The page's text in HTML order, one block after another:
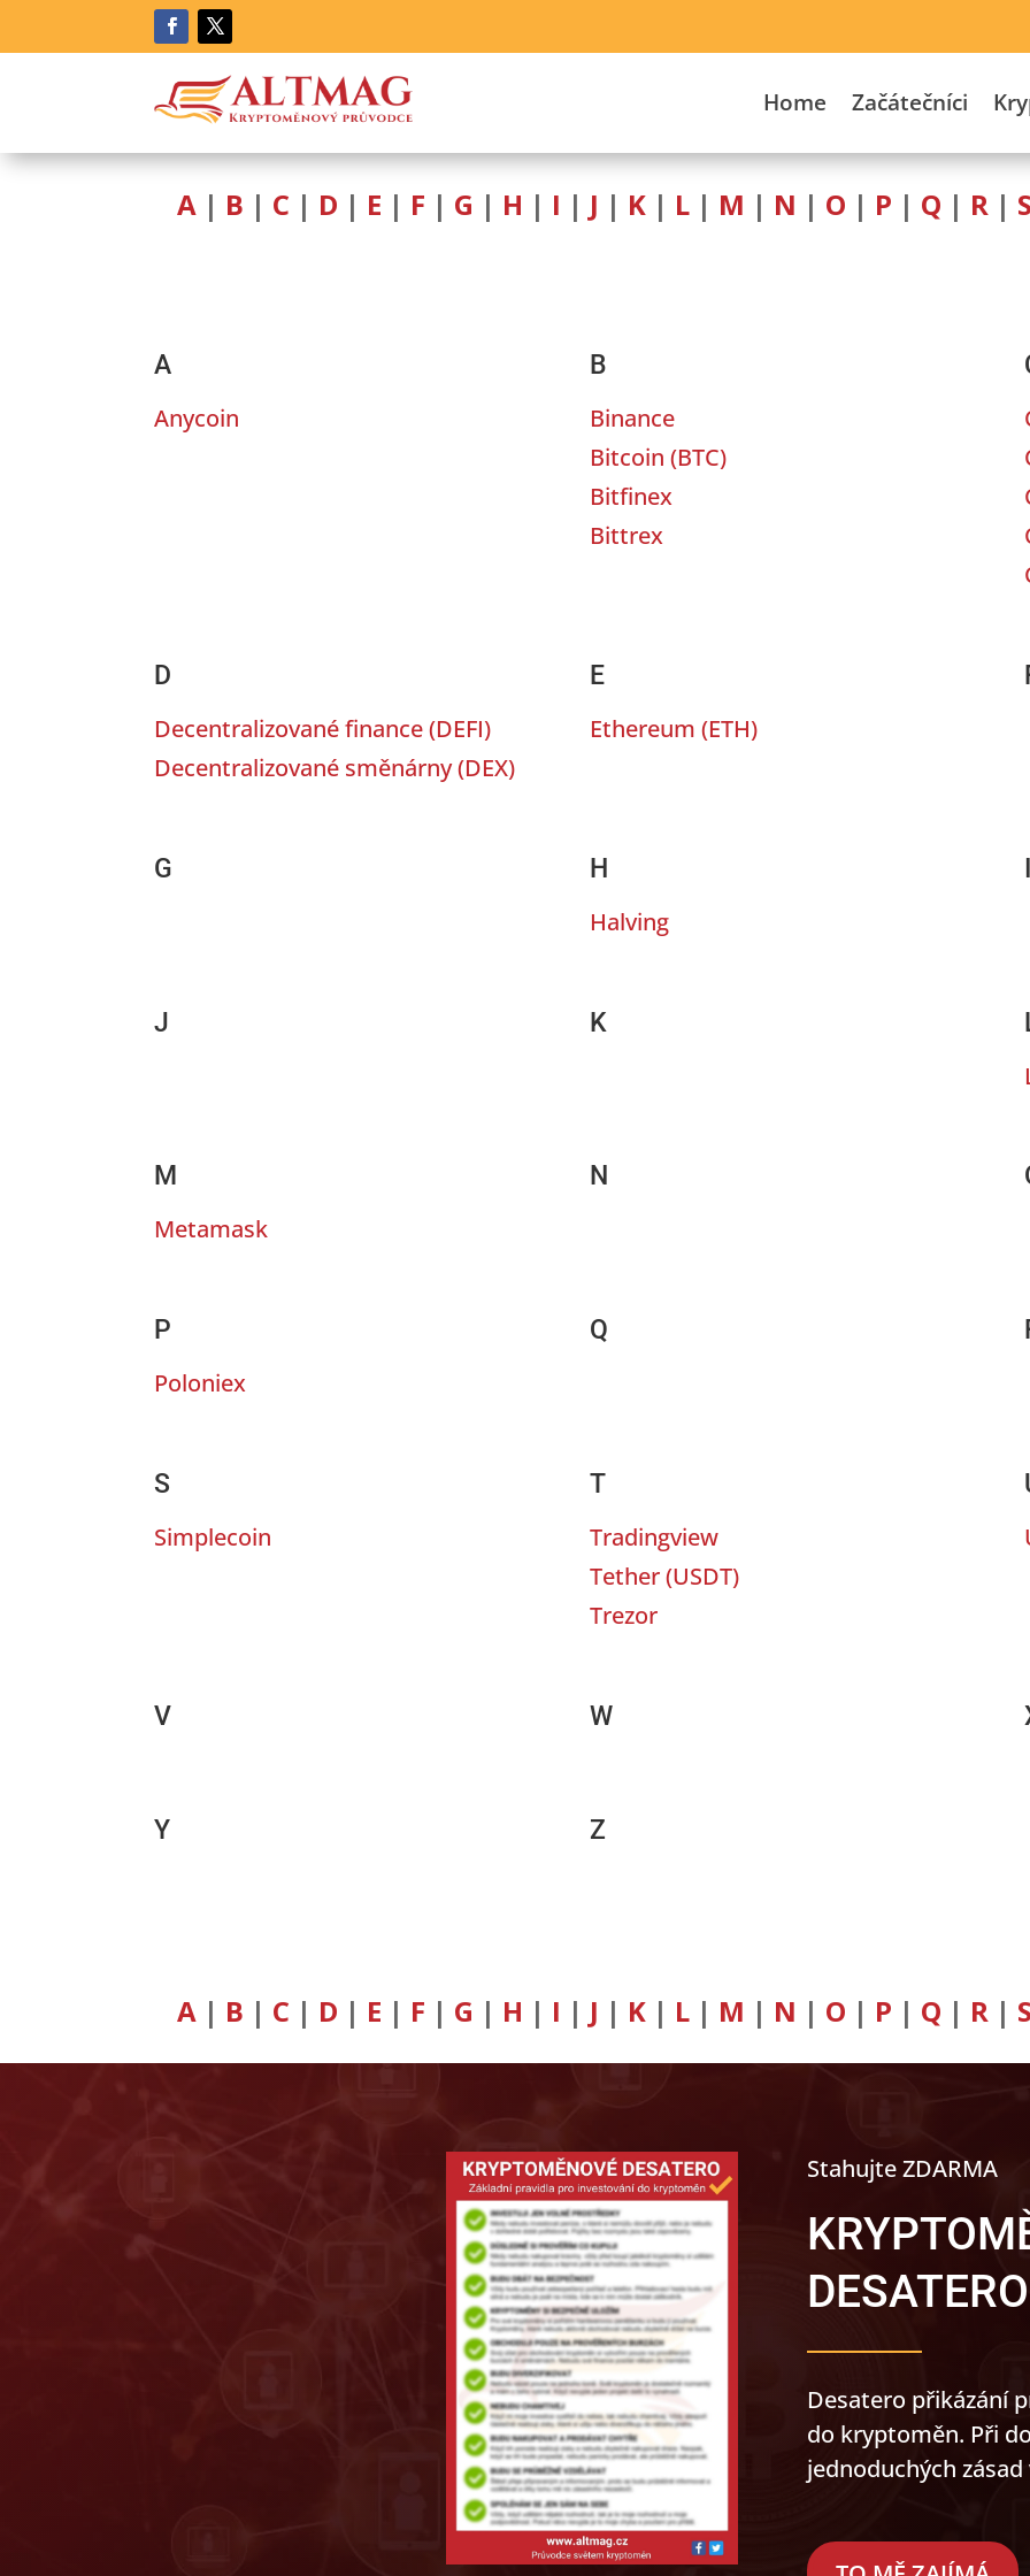
Home Začátečníci
A| B | C | D | E | F | G | H | I | J | K| L| M | N | O | P | Q | R| S
A
Anycoin
B
Binance
Bitcoin (BTC)
Bitfinex
Bittrex
D
Decentralizované finance(DEFI)
Decentralizované směnárny(DEX)
E
Ethereum (ETH)
G
H
Halving
J K
M
Metamask
N
P
Poloniex
Q
S
Simplecoin
T
Tradingview
Tether(USDT)
Trezor
V W
Y Z
A| B | C | D | E | F | G | H | I | J | K| L| M | N | O | P | Q | R| S
Stahujte ZDARMA
DESATERO
Desatero přikázání
do kryptoměn. Při
jednoduchých